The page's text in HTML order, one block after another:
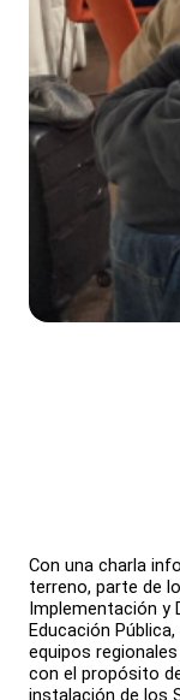
Con una charla
terreno, parte de
Implementación y
Educación
equipos
con el propósito
instalación de los